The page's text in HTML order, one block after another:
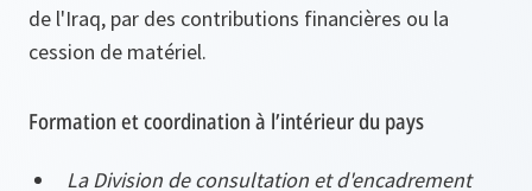
de l'Iraq, par des contributions financières ou la
cession de matériel.
Formation et coordination à l’intérieur du pays
La Division de consultation et d'encadrement